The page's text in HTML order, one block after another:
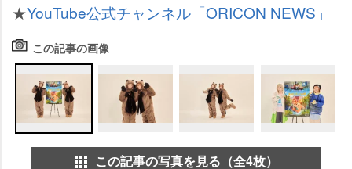
★YouTube公式チャンネル「ORICON NEWS」
この記事の画像
この記事の写真を見る（全4枚）